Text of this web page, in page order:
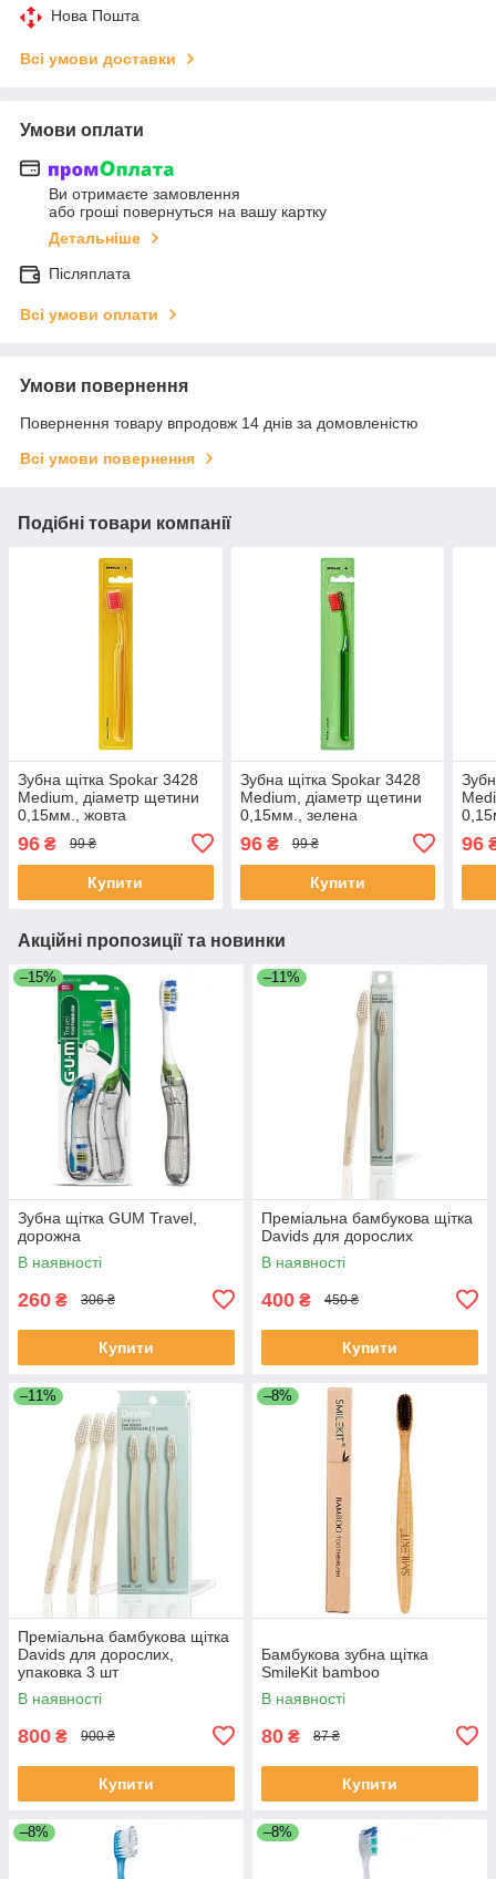
Нова Пошта
Всі умови доставки
Умови оплати
Ви отримаєте замовлення
або гроші повернуться на вашу картку
Детальніше
Післяплата
Всі умови оплати
Умови повернення
Повернення товару впродовж 14 днів за домовленістю
Всі умови повернення
Подібні товари компанії
Зубна щітка Spokar 3428
Medium, діаметр щетини
0,15мм., жовта
96 ₴ 99 ₴
Купити
Зубна щітка Spokar 3428
Medium, діаметр щетини
0,15мм., зелена
96₴ 99 ₴
Купити
96
Акційні пропозиції та новинки
–15%
Зубна щітка GUM Travel,
дорожна
В наявності
260 ₴ 306 ₴
Купити
–11%
Преміальна бамбукова щітка
Davids для дорослих
В наявності
400 ₴ 450 ₴
Купити
–11%
Преміальна бамбукова щітка
Davids для дорослих,
упаковка 3 шт
В наявності
800 ₴ 900 ₴
Купити
–8%
Бамбукова зубна щітка
SmileKit bamboo
В наявності
80 ₴ 87 ₴
Купити
–8% –8%